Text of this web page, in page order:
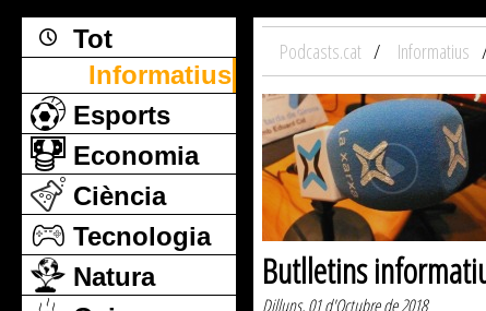
Tot
Informatius
Esports
Economia
Ciència
Tecnologia
Natura
Podcasts.cat Informatius
Butlletins
Dilluns, 01 d'Octubre de 2018